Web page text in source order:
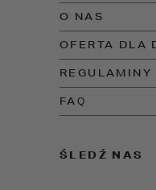
O NAS
OFERTA DLA
REGULAMINY
FAQ
ŚLEDŹ NAS